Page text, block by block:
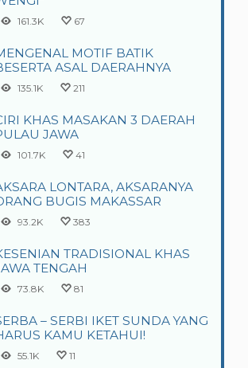
161.3K 67
MOTIF BATIK
ASAL DAERAHNYA
135.1K 211
KHAS MASAKAN 3 DAERAH
JAWA
101.7K 41
LONTARA, AKSARANYA
BUGIS MAKASSAR
93.2K 383
TRADISIONAL KHAS
TENGAH
73.8K 81
– SERBI IKET SUNDA YANG
KAMU KETAHUI!
55.1K 11